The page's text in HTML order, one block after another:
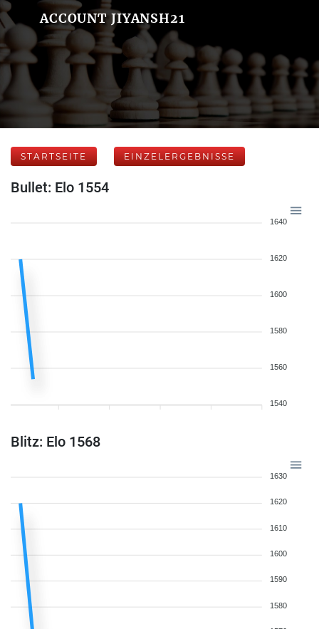
ACCOUNT JIYANSH21
STARTSEITE EINZELERGEBNISSE
Bullet: Elo 1554
1640
1620
1600
1580
1560
1540
Blitz: Elo 1568
1630
1620
1610
1600
1590
1580